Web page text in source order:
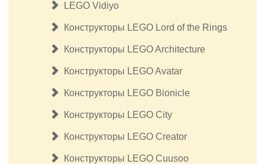
LEGO Vidiyo
Конструкторы LEGO Lord of the Rings
Конструкторы LEGO Architecture
Конструкторы LEGO Avatar
Конструкторы LEGO Bionicle
Конструкторы LEGO City
Конструкторы LEGO Creator
Конструкторы LEGO Cuusoo